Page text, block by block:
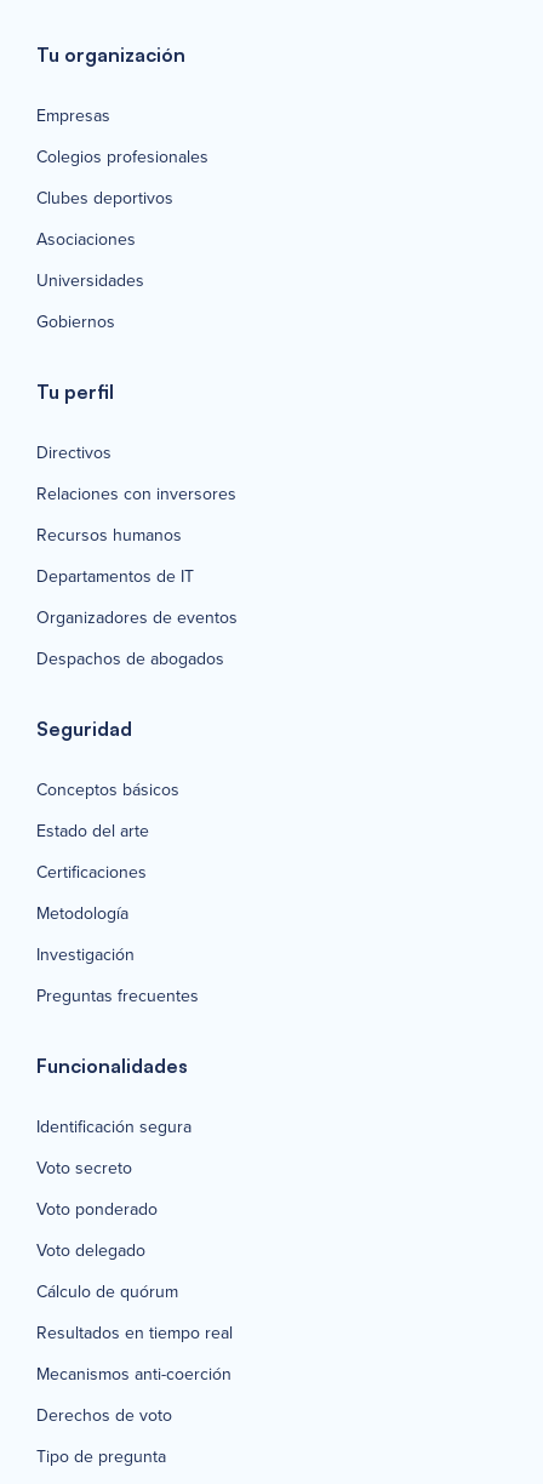
Tu organización
Empresas
Colegios profesionales
Clubes deportivos
Asociaciones
Universidades
Gobiernos
Tu perfil
Directivos
Relaciones con inversores
Recursos humanos
Departamentos de IT
Organizadores de eventos
Despachos de abogados
Seguridad
Conceptos básicos
Estado del arte
Certificaciones
Metodología
Investigación
Preguntas frecuentes
Funcionalidades
Identificación segura
Voto secreto
Voto ponderado
Voto delegado
Cálculo de quórum
Resultados en tiempo real
Mecanismos anti-coerción
Derechos de voto
Tipo de pregunta